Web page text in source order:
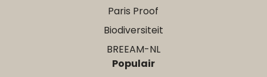
Paris Proof
Biodiversiteit
BREEAM-NL
Populair